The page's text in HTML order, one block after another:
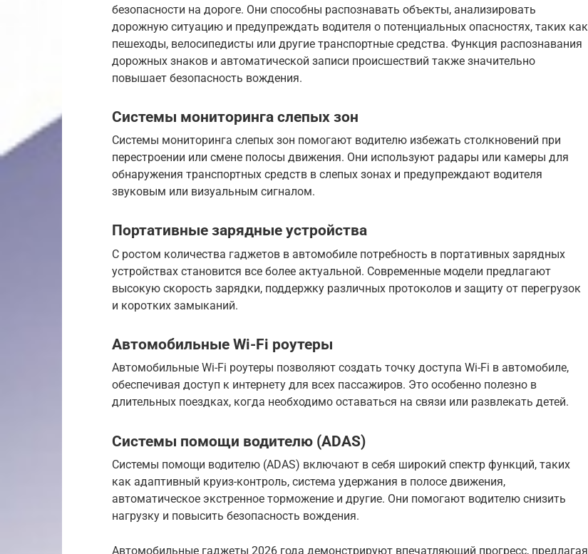
безопасности на дороге. Они способны распознавать объекты, анализировать
дорожную ситуацию и предупреждать водителя о потенциальных опасностях, таких как
пешеходы, велосипедисты или другие транспортные средства. Функция распознавания
дорожных знаков и автоматической записи происшествий также значительно
повышает безопасность вождения.
Системы мониторинга слепых зон
Системы мониторинга слепых зон помогают водителю избежать столкновений при
перестроении или смене полосы движения. Они используют радары или камеры для
обнаружения транспортных средств в слепых зонах и предупреждают водителя
звуковым или визуальным сигналом.
Портативные зарядные устройства
С ростом количества гаджетов в автомобиле потребность в портативных зарядных
устройствах становится все более актуальной. Современные модели предлагают
высокую скорость зарядки, поддержку различных протоколов и защиту от перегрузок
и коротких замыканий.
Автомобильные Wi-Fi роутеры
Автомобильные Wi-Fi роутеры позволяют создать точку доступа Wi-Fi в автомобиле,
обеспечивая доступ к интернету для всех пассажиров. Это особенно полезно в
длительных поездках, когда необходимо оставаться на связи или развлекать детей.
Системы помощи водителю (ADAS)
Системы помощи водителю (ADAS) включают в себя широкий спектр функций, таких
как адаптивный круиз-контроль, система удержания в полосе движения,
автоматическое экстренное торможение и другие. Они помогают водителю снизить
нагрузку и повысить безопасность вождения.
Автомобильные гаджеты 2026 года демонстрируют впечатляющий прогресс, предлагая